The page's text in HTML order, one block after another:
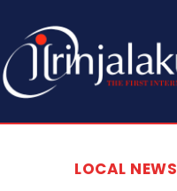
LOCAL NEWS